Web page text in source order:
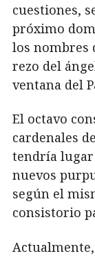
cuestiones,
próximo
los nombres
rezo del
ventana del
El octavo
cardenales
tendría
nuevos
según el
consistorio